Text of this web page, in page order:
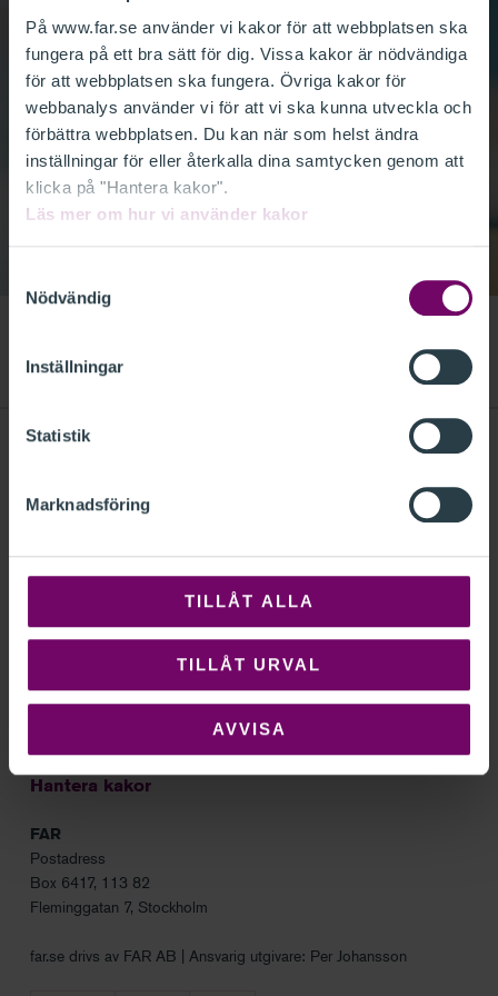
På www.far.se använder vi kakor för att webbplatsen ska
fungera på ett bra sätt för dig. Vissa kakor är nödvändiga
för att webbplatsen ska fungera. Övriga kakor för
webbanalys använder vi för att vi ska kunna utveckla och
förbättra webbplatsen. Du kan när som helst ändra
inställningar för eller återkalla dina samtycken genom att
klicka på "Hantera kakor".
Läs mer om hur vi använder kakor
Nödvändig
Inställningar
Statistik
Marknadsföring
TILLÅT ALLA
TILLÅT URVAL
AVVISA
Frågor och svar
Integritetspolicy
Hantera kakor
FAR
Postadress
Box 6417, 113 82
Fleminggatan 7, Stockholm
far.se drivs av FAR AB | Ansvarig utgivare: Per Johansson